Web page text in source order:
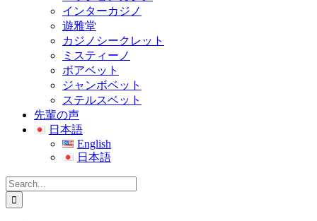
インターカジノ
遊雅堂
カジノシークレット
ミスティーノ
ボアベット
ジャンボベット
ステルスベット
先輩の声
日本語
English
日本語
Search
for: